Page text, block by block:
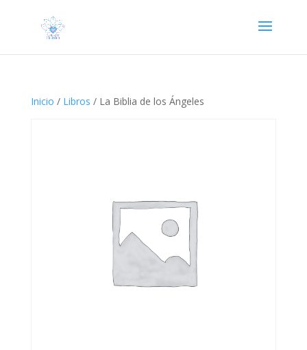
Inicio / Libros / La Biblia de los Ángeles